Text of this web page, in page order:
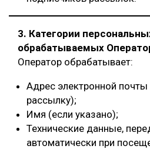
СУШКА ДРЕВЕСИНЫ
МЕБЕЛЬНОЕ ПРОИЗВОДСТВО
3. Категории
обрабатываемых
Оператор обрабатывает:
Адрес электронной почты
рассылку);
Имя (если указано);
Технические данные,
автоматически при